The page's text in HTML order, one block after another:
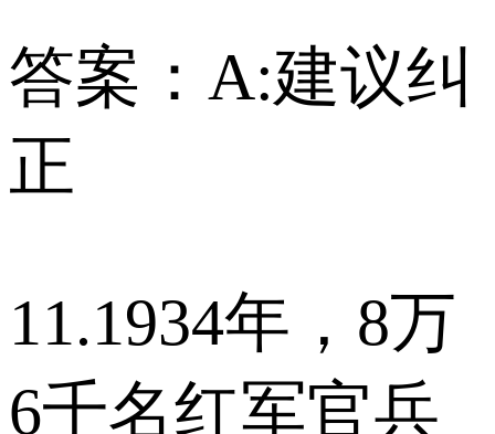
答案：A:建议纠
正
11.1934年，8万
6千名红军官兵